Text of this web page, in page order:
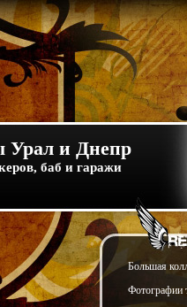
и Днепр
баб и гаражи
Большая
Фотографии